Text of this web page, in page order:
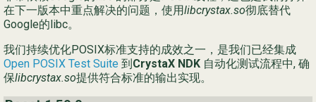
在下一版本中重点解决的问题，使用libcrystax.so彻底替代
Google的libc。
我们持续优化POSIX标准支持的成效之一，是我们已经集成
Open POSIX Test Suite 到 CrystaX NDK 自动化测试流程中, 确
保libcrystax.so提供符合标准的输出实现。